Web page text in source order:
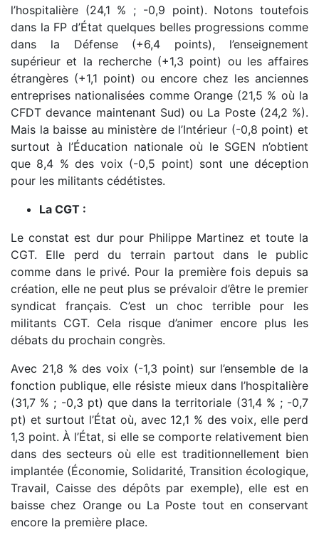
l’hospitalière (24,1 % ; -0,9 point). Notons toutefois
dans la FP d’État quelques belles progressions comme
dans la Défense (+6,4 points), l’enseignement
supérieur et la recherche (+1,3 point) ou les affaires
étrangères (+1,1 point) ou encore chez les anciennes
entreprises nationalisées comme Orange (21,5 % où la
CFDT devance maintenant Sud) ou La Poste (24,2 %).
Mais la baisse au ministère de l’Intérieur (-0,8 point) et
surtout à l’Éducation nationale où le SGEN n’obtient
que 8,4 % des voix (-0,5 point) sont une déception
pour les militants cédétistes.
La CGT :
Le constat est dur pour Philippe Martinez et toute la
CGT. Elle perd du terrain partout dans le public
comme dans le privé. Pour la première fois depuis sa
création, elle ne peut plus se prévaloir d’être le premier
syndicat français. C’est un choc terrible pour les
militants CGT. Cela risque d’animer encore plus les
débats du prochain congrès.
Avec 21,8 % des voix (-1,3 point) sur l’ensemble de la
fonction publique, elle résiste mieux dans l’hospitalière
(31,7 % ; -0,3 pt) que dans la territoriale (31,4 % ; -0,7
pt) et surtout l’État où, avec 12,1 % des voix, elle perd
1,3 point. À l’État, si elle se comporte relativement bien
dans des secteurs où elle est traditionnellement bien
implantée (Économie, Solidarité, Transition écologique,
Travail, Caisse des dépôts par exemple), elle est en
baisse chez Orange ou La Poste tout en conservant
encore la première place.